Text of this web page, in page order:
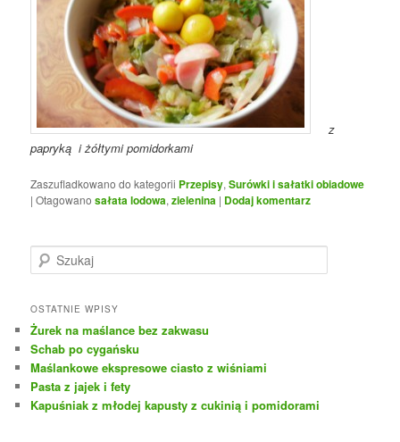
z
paprykąi żółtymi pomidorkami
Zaszufladkowano do kategorii Przepisy,Surówki i sałatki obiadowe
|Otagowano sałata lodowa,zielenina | Dodaj komentarz
z
k
a
j
OSTATNIE WPISY
Żurek na maślance bez zakwasu
Schab po cygańsku
Maślankowe ekspresowe ciasto z wiśniami
Pasta z jajek i fety
Kapuśniak z młodej kapusty z cukinią i pomidorami